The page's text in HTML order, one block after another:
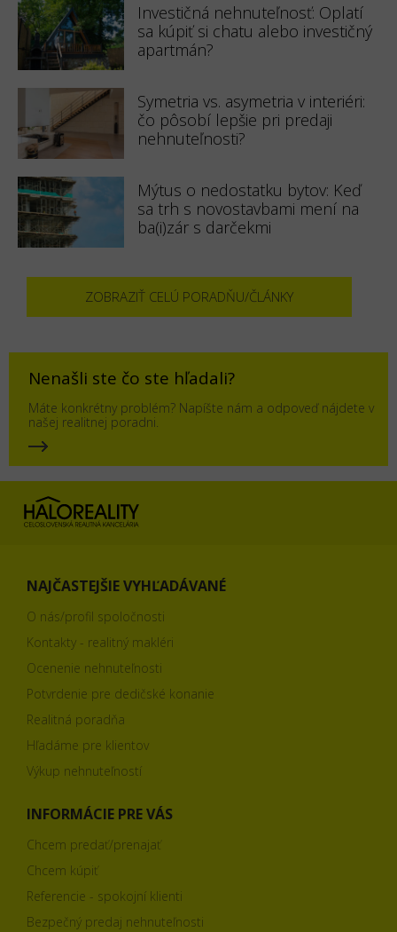
Investičná nehnuteľnosť: Oplatí
sa kúpiť si chatu alebo investičný
apartmán?
Symetria vs. asymetria v interiéri:
čo pôsobí lepšie pri predaji
nehnuteľnosti?
Mýtus o nedostatku bytov: Keď
sa trh s novostavbami mení na
ba(i)zár s darčekmi
ZOBRAZIŤ CELÚ PORADŇU/ČLÁNKY
Nenašli ste čo ste hľadali?
Máte konkrétny problém? Napíšte nám a odpoveď nájdete v
našej realitnej poradni.
NAJČASTEJŠIE VYHĽADÁVANÉ
O nás/profil spoločnosti
Kontakty - realitný makléri
Ocenenie nehnuteľnosti
Potvrdenie pre dedičské konanie
Realitná poradňa
Hľadáme pre klientov
Výkup nehnuteľností
INFORMÁCIE PRE VÁS
Chcem predať/prenajať
Chcem kúpiť
Referencie - spokojní klienti
Bezpečný predaj nehnuteľnosti